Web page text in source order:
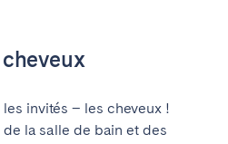
invités – les cheveux !
la salle de bain et des